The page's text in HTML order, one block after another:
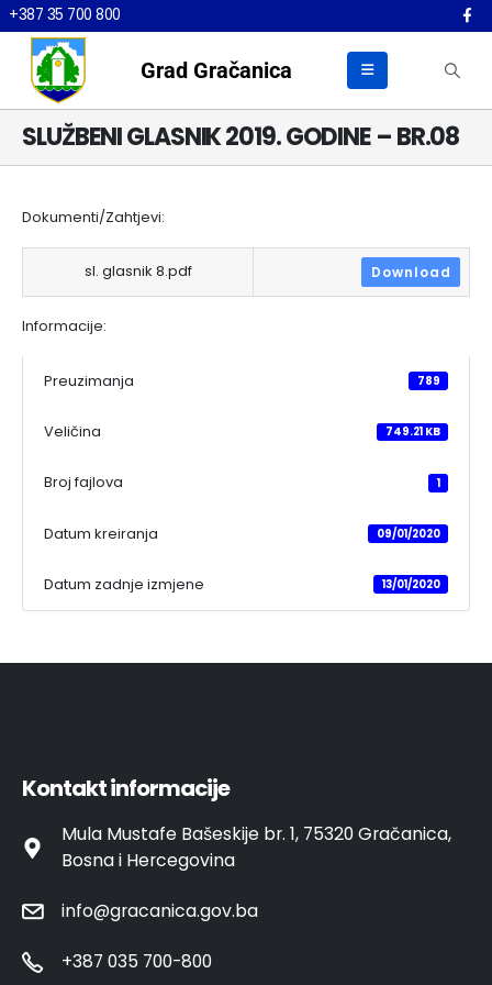
+387 35 700 800
Grad Gračanica
SLUŽBENI GLASNIK 2019. GODINE – BR.08
Dokumenti/Zahtjevi:
sl. glasnik 8.pdf Download
Informacije:
Preuzimanja 789
Veličina 749.21 KB
Broj fajlova 1
Datum kreiranja 09/01/2020
Datum zadnje izmjene 13/01/2020
Kontakt informacije
Mula Mustafe Bašeskije br. 1, 75320 Gračanica,
Bosna i Hercegovina
info@gracanica.gov.ba
+387 035 700-800